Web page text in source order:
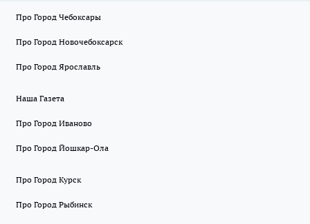
Про Город Чебоксары
Про Город Новочебоксарск
Про Город Ярославль
Наша Газета
Про Город Иваново
Про Город Йошкар-Ола
Про Город Курск
Про Город Рыбинск